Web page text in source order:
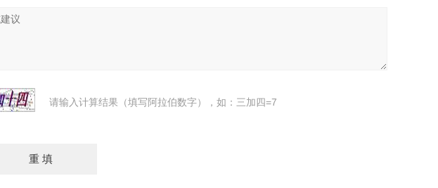
请输入计算结果（填写阿拉伯数字），如：三加四=7